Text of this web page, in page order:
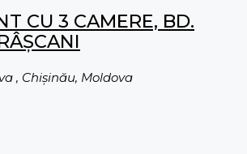
CU 3 CAMERE, BD.
, Chișinău, Moldova